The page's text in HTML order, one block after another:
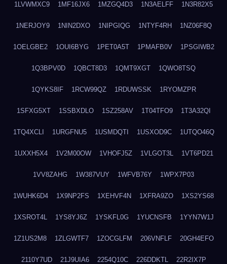
1LVWMXC9 1MF16JX6 1MZGQ4D3 1N3AELFF 1N3R82X5
1NERJOY9 1NIN2DXO 1NIPGIQG 1NTYF4RH 1NZ06F8Q
1OELGBE2 1OUI6BYG 1PET0A5T 1PMAFB0V 1PSGIWB2
1Q3BPV0D 1QBCT8D3 1QMT9XGT 1QWO8TSQ
1QYKS8IF 1RCW99QZ 1RDUWSSK 1RYOMZPR
1SFXG5XT 1SSBXDLO 1SZ258AV 1T04TFO9 1T3A32QI
1TQ4XCLI 1URGFNU5 1USMDQTI 1USXOD9C 1UTQO46Q
1UXXH5X4 1V2M00OW 1VHOFJ5Z 1VLGOT3L 1VT6PD21
1VV8ZAHG 1W387VUY 1WFVB76Y 1WPX7P03
1WUHK6D4 1X9NP2FS 1XEHVF4N 1XFRA9ZO 1XS2YS68
1XSROT4L 1YS8YJ6Z 1YSKFL0G 1YUCNSFB 1YYN7W1J
1Z1US2M8 1ZLGWTF7 1ZOCGLFM 206VNFLF 20GH4EFO
2110Y7UD 21J9UIA6 2254Q10C 226DDKTL 22R2IX7P